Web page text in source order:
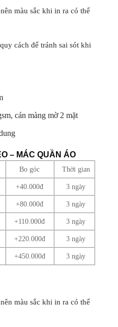
màu sắc khi in ra có thể
cách để tránh sai sót khi
cán màng mờ 2 mặt
– MÁC QUẦN ÁO
Bo góc Thời gian
+40.000đ 3 ngày
+80.000đ 3 ngày
+110.000đ 3 ngày
+220.000đ 3 ngày
+450.000đ 3 ngày
màu sắc khi in ra có thể